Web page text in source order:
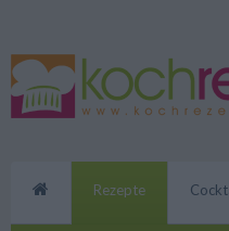
Rezepte